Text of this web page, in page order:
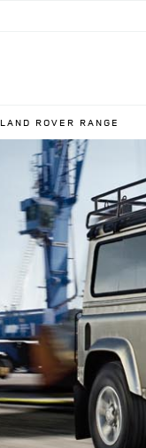
LAND ROVER RANGE